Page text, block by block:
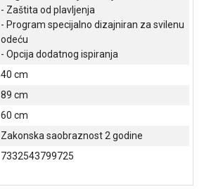
- Zaštita od plavljenja
- Program specijalno dizajniran za svilenu
odeću
- Opcija dodatnog ispiranja
40 cm
89 cm
60 cm
Zakonska saobraznost 2 godine
7332543799725